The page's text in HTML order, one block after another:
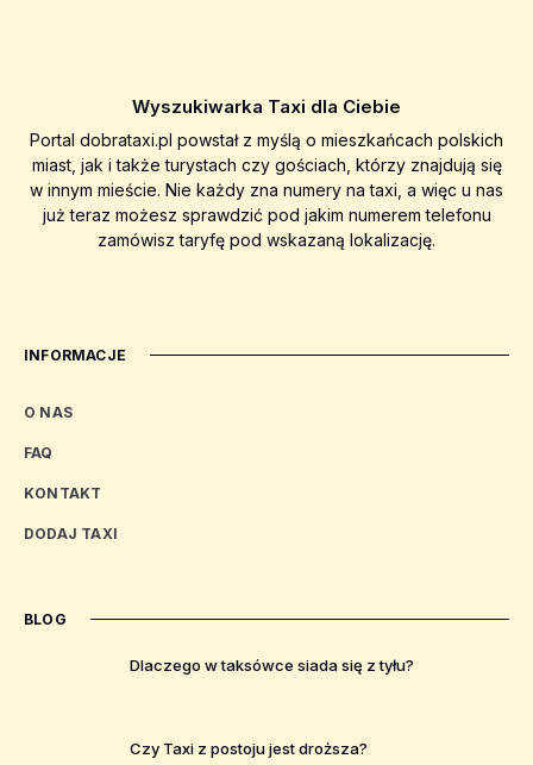
Wyszukiwarka Taxi dla Ciebie
Portal dobrataxi.pl powstał z myślą o mieszkańcach polskich
miast, jak i także turystach czy gościach, którzy znajdują się
w innym mieście. Nie każdy zna numery na taxi, a więc u nas
już teraz możesz sprawdzić pod jakim numerem telefonu
zamówisz taryfę pod wskazaną lokalizację.
INFORMACJE
O NAS
FAQ
KONTAKT
DODAJ TAXI
BLOG
Dlaczego w taksówce siada się z tyłu?
Czy Taxi z postoju jest droższa?